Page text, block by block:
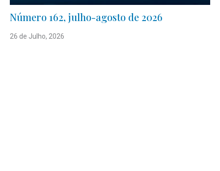
Número 162, julho-agosto de 2026
26 de Julho, 2026